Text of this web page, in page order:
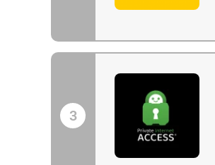
3